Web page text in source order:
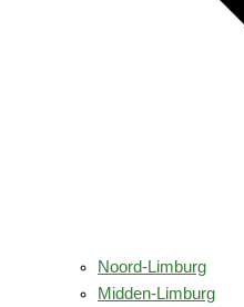
Noord-Limburg
Midden-Limburg